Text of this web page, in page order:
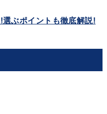
ぶポイントも徹底解説!